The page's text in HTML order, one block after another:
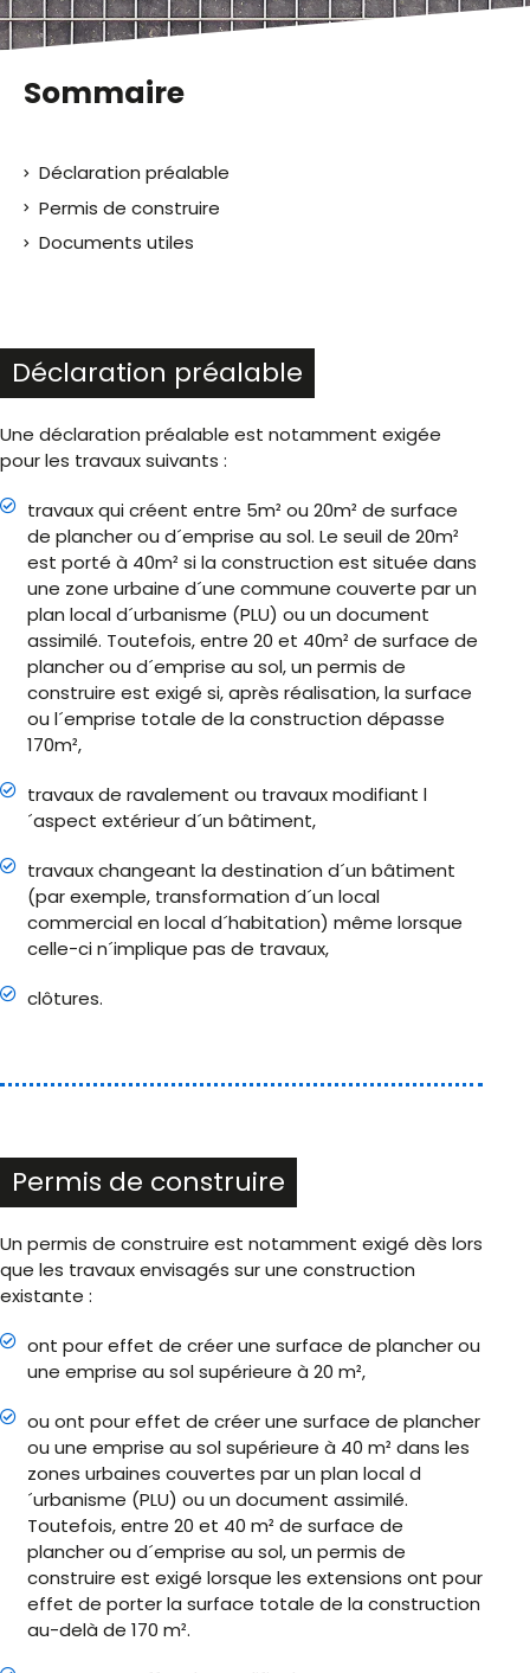
Sommaire
Déclaration préalable
Permis de construire
Documents utiles
Déclaration préalable
Une déclaration préalable est notamment exigée
pour les travaux suivants :
travaux qui créent entre 5m² ou 20m² de surface
de plancher ou d´emprise au sol. Le seuil de 20m²
est porté à 40m² si la construction est située dans
une zone urbaine d´une commune couverte par un
plan local d´urbanisme (PLU) ou un document
assimilé. Toutefois, entre 20 et 40m² de surface de
plancher ou d´emprise au sol, un permis de
construire est exigé si, après réalisation, la surface
ou l´emprise totale de la construction dépasse
170m²,
travaux de ravalement ou travaux modifiant l
´aspect extérieur d´un bâtiment,
travaux changeant la destination d´un bâtiment
(par exemple, transformation d´un local
commercial en local d´habitation) même lorsque
celle-ci n´implique pas de travaux,
clôtures.
Permis de construire
Un permis de construire est notamment exigé dès lors
que les travaux envisagés sur une construction
existante :
ont pour effet de créer une surface de plancher ou
une emprise au sol supérieure à 20 m²,
ou ont pour effet de créer une surface de plancher
ou une emprise au sol supérieure à 40 m² dans les
zones urbaines couvertes par un plan local d
´urbanisme (PLU) ou un document assimilé.
Toutefois, entre 20 et 40 m² de surface de
plancher ou d´emprise au sol, un permis de
construire est exigé lorsque les extensions ont pour
effet de porter la surface totale de la construction
au-delà de 170 m².